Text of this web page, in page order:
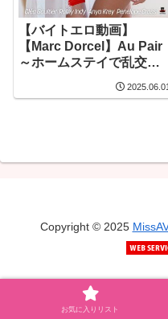
【バイトエロ動画】
【Marc Dorcel】Au Pair
～ホームステイで乱交の
女子大生ロミー～
2025.06.01
Copyright © 2025
プライバシー
お気に入りリスト